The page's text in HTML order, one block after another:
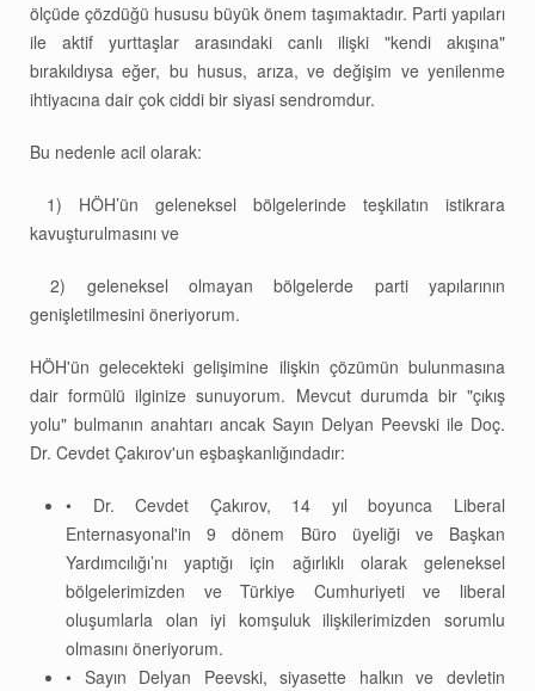
ölçüde çözdüğü hususu büyük önem taşımaktadır. Parti yapıları
ile aktif yurttaşlar arasındaki canlı ilişki "kendi akışına"
bırakıldıysa eğer, bu husus, arıza, ve değişim ve yenilenme
ihtiyacına dair çok ciddi bir siyasi sendromdur.
Bu nedenle acil olarak:
1) HÖH’ün geleneksel bölgelerinde teşkilatın istikrara
kavuşturulmasını ve
2) geleneksel olmayan bölgelerde parti yapılarının
genişletilmesini öneriyorum.
HÖH'ün gelecekteki gelişimine ilişkin çözümün bulunmasına
dair formülü ilginize sunuyorum. Mevcut durumda bir "çıkış
yolu" bulmanın anahtarı ancak Sayın Delyan Peevski ile Doç.
Dr. Cevdet Çakırov'un eşbaşkanlığındadır:
• Dr. Cevdet Çakırov, 14 yıl boyunca Liberal
Enternasyonal'in 9 dönem Büro üyeliği ve Başkan
Yardımcılığı’nı yaptığı için ağırlıklı olarak geleneksel
bölgelerimizden ve Türkiye Cumhuriyeti ve liberal
oluşumlarla olan iyi komşuluk ilişkilerimizden sorumlu
olmasını öneriyorum.
• Sayın Delyan Peevski, siyasette halkın ve devletin